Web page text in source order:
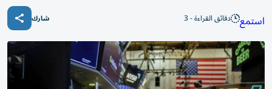
استمع دقائق القراءة - 3 شارك